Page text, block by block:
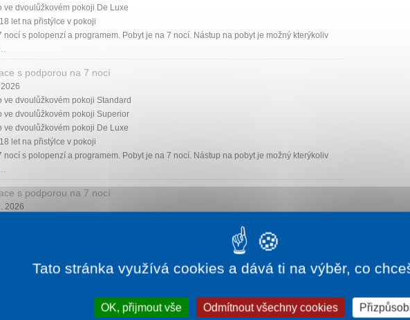
ve dvoulůžkovém pokoji De Luxe
let na přistýlce v pokoji
nocí s polopenzí a programem. Pobyt je na 7 nocí. Nástup na pobyt je možný kterýkoliv
s podporou na 7 nocí
ve dvoulůžkovém pokoji Standard
ve dvoulůžkovém pokoji Superior
ve dvoulůžkovém pokoji De Luxe
let na přistýlce v pokoji
nocí s polopenzí a programem. Pobyt je na 7 nocí. Nástup na pobyt je možný kterýkoliv
s podporou na 7 nocí
2026
let na přistýlce v pokoji
nocí s polopenzí a programem. Pobyt je na 7 nocí. Nástup na pobyt je možný kterýkoliv
s podporou na 7 nocí
Tato stránka využívá cookies a dává ti na výběr, co
OK, přijmout vše Odmítnout všechny cookies